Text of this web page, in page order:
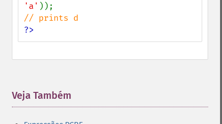
'a'
?>
Veja Também